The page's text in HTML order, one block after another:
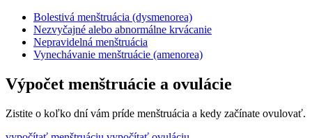
Bolestivá menštruácia (dysmenorea)
Nezvyčajné alebo abnormálne krvácanie
Nepravidelná menštruácia
Vynechávanie menštruácie (amenorea)
Výpočet menštruácie a ovulácie
Zistite o koľko dní vám príde menštruácia a kedy začínate ovulovať.